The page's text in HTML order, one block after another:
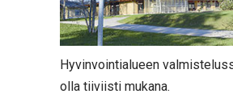
Hyvinvointialueen
olla tiiviisti mukana.